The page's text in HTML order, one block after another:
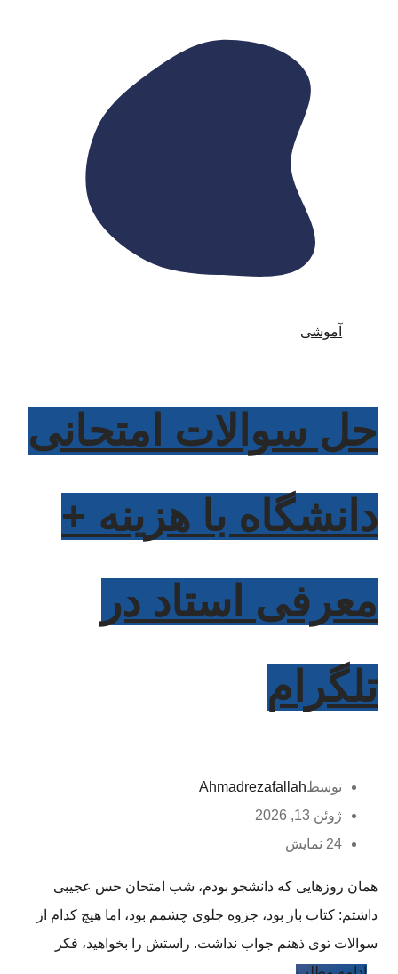
آموشی
حل سوالات امتحانی
دانشگاه با هزینه +
معرفی استاد در
تلگرام
توسطAhmadrezafallah
ژوئن 13, 2026
24 نمایش
همان روزهایی که دانشجو بودم، شب امتحان حس عجیبی
داشتم: کتاب باز بود، جزوه جلوی چشمم بود، اما هیچ کدام از
سوالات توی ذهنم جواب نداشت. راستش را بخواهید، فکر